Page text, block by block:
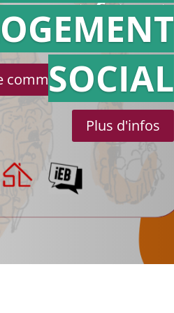
référé
communiqué de presse
SOCIAL
Plus d'infos